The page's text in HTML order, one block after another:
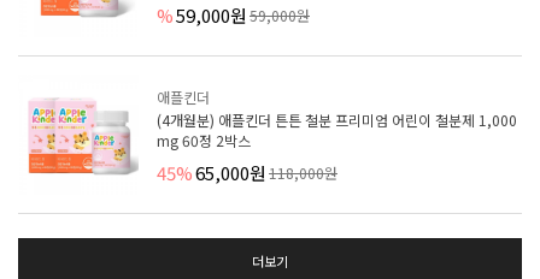
%59,000원 59,000원
애플킨더
(4개월분) 애플킨더 튼튼 철분 프리미엄 어린이 철분제 1,000
mg 60정 2박스
45%65,000원 118,000원
더보기